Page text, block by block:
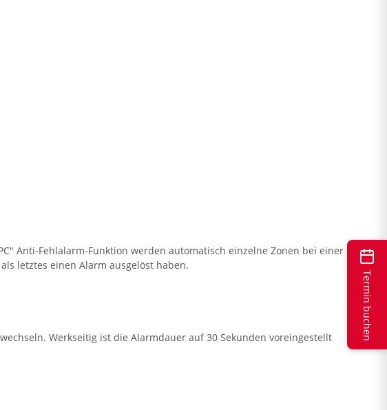
Anti-Fehlalarm-Funktion werden automatisch einzelne Zonen bei einer
letztes einen Alarm ausgelöst haben.
Werkseitig ist die Alarmdauer auf 30 Sekunden voreingestellt
Termin buchen